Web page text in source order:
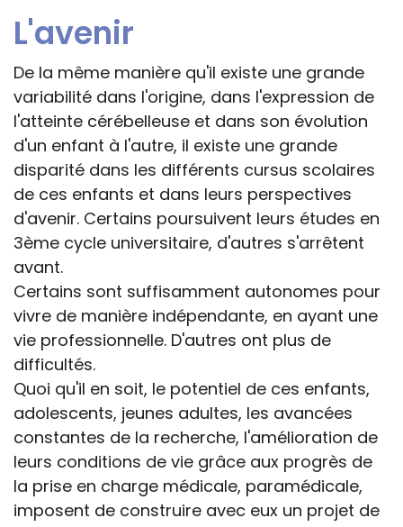
L'avenir
De la même manière qu'il existe une grande
variabilité dans l'origine, dans l'expression de
l'atteinte cérébelleuse et dans son évolution
d'un enfant à l'autre, il existe une grande
disparité dans les différents cursus scolaires
de ces enfants et dans leurs perspectives
d'avenir. Certains poursuivent leurs études en
3ème cycle universitaire, d'autres s'arrêtent
avant.
Certains sont suffisamment autonomes pour
vivre de manière indépendante, en ayant une
vie professionnelle. D'autres ont plus de
difficultés.
Quoi qu'il en soit, le potentiel de ces enfants,
adolescents, jeunes adultes, les avancées
constantes de la recherche, l'amélioration de
leurs conditions de vie grâce aux progrès de
la prise en charge médicale, paramédicale,
imposent de construire avec eux un projet de